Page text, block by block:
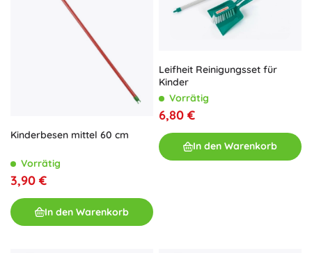
Kinderbesen mittel 60 cm
Vorrätig
3,90 €
In den Warenkorb
Leifheit Reinigungsset für
Kinder
Vorrätig
6,80 €
In den Warenkorb